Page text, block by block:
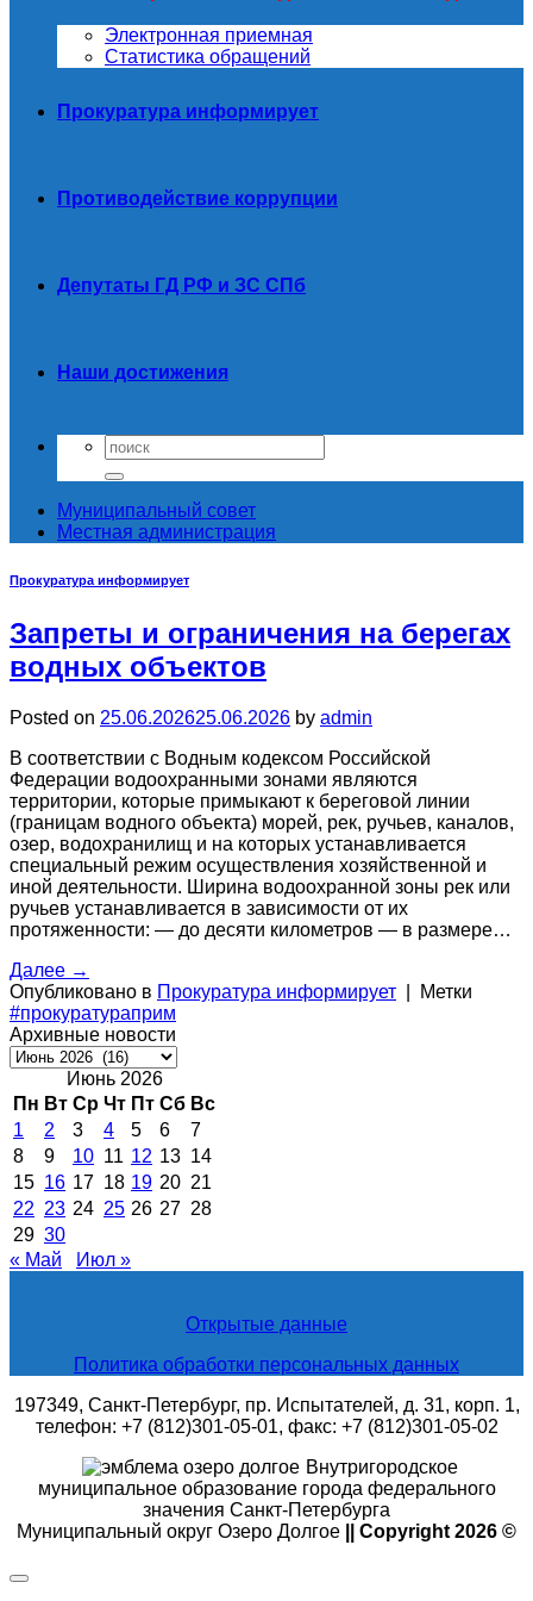
Электронная приемная
Статистика обращений
Прокуратура информирует
Противодействие коррупции
Депутаты ГД РФ и ЗС СПб
Наши достижения
Муниципальный совет
Местная администрация
Прокуратура информирует
Запреты и ограничения на берегах
водных объектов
Posted on 25.06.202625.06.2026 by admin
В соответствии с Водным кодексом Российской
Федерации водоохранными зонами являются
территории, которые примыкают к береговой линии
(границам водного объекта) морей, рек, ручьев, каналов,
озер, водохранилищ и на которых устанавливается
специальный режим осуществления хозяйственной и
иной деятельности. Ширина водоохранной зоны рек или
ручьев устанавливается в зависимости от их
протяженности: — до десяти километров — в размере…
Далее →
Опубликовано в Прокуратура информирует
Метки
#прокуратураприм
Архивные новости
Архивные
новостиИюнь 2026
Пн Вт Ср Чт Пт Сб Вс
1
2 3 4 5 6
7
8
9 10 11 12 13 14
15 16 17 18 19 20 21
22 23 24 25 26 27 28
29 30
« Май
Июл »
Открытые данные
Политика обработки персональных данных
197349, Санкт-Петербург, пр. Испытателей, д. 31, корп. 1,
телефон: +7 (812)301-05-01, факс: +7 (812)301-05-02
Внутригородское
муниципальное образование города федерального
значения Санкт-Петербурга
Муниципальный округ Озеро Долгое
|| Copyright 2026 ©